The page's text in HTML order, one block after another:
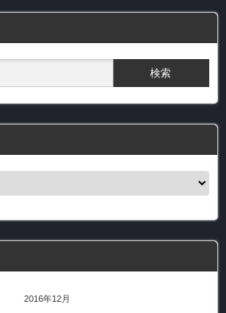
2016年12月